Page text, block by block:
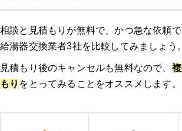
相談と見積もりが無料で、かつ急な依頼
給湯器交換業者3社を比較してみましょう。
見積もり後のキャンセルも無料なので、
もり をとってみることをオススメします。